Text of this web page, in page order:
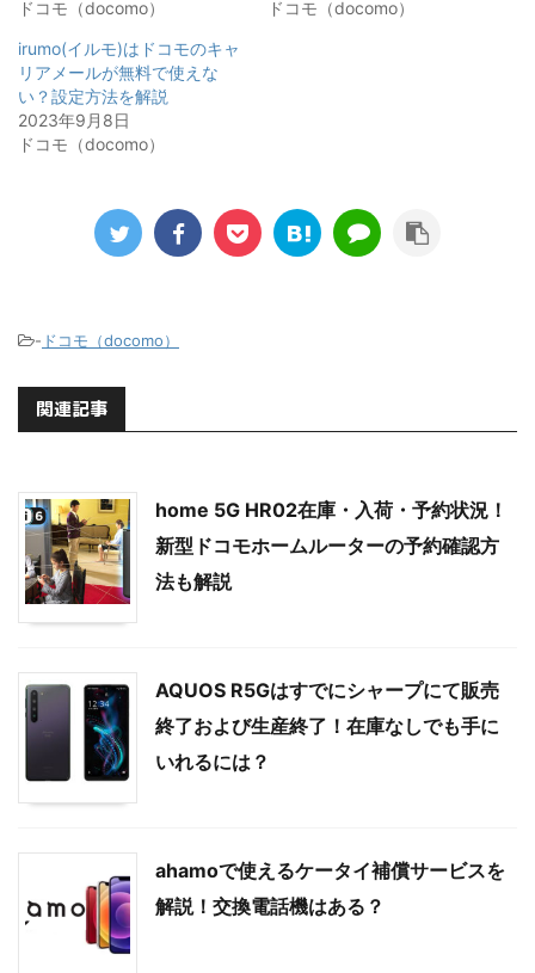
ドコモ（docomo）
ドコモ（docomo）
irumo(イルモ)はドコモのキャ
リアメールが無料で使えな
い？設定方法を解説
2023年9月8日
ドコモ（docomo）
- ドコモ（docomo）
関連記事
home 5G HR02在庫・入荷・予約状況！
新型ドコモホームルーターの予約確認方
法も解説
AQUOS R5Gはすでにシャープにて販売
終了および生産終了！在庫なしでも手に
いれるには？
ahamoで使えるケータイ補償サービスを
解説！交換電話機はある？